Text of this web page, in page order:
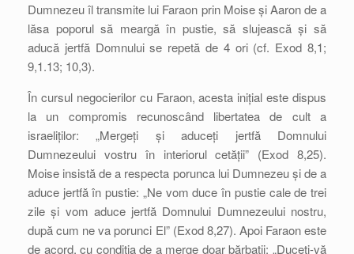
Dumnezeu îl transmite lui Faraon prin Moise și Aaron de a
lăsa poporul să meargă în pustie, să slujească și să
aducă jertfă Domnului se repetă de 4 ori (cf. Exod 8,1;
9,1.13; 10,3).
În cursul negocierilor cu Faraon, acesta inițial este dispus
la un compromis recunoscând libertatea de cult a
israeliților: „Mergeți și aduceți jertfă Domnului
Dumnezeului vostru în interiorul cetății” (Exod 8,25).
Moise insistă de a respecta porunca lui Dumnezeu și de a
aduce jertfă în pustie: „Ne vom duce în pustie cale de trei
zile și vom aduce jertfă Domnului Dumnezeului nostru,
după cum ne va porunci El” (Exod 8,27). Apoi Faraon este
de acord, cu condiția de a merge doar bărbații: „Duceți-vă